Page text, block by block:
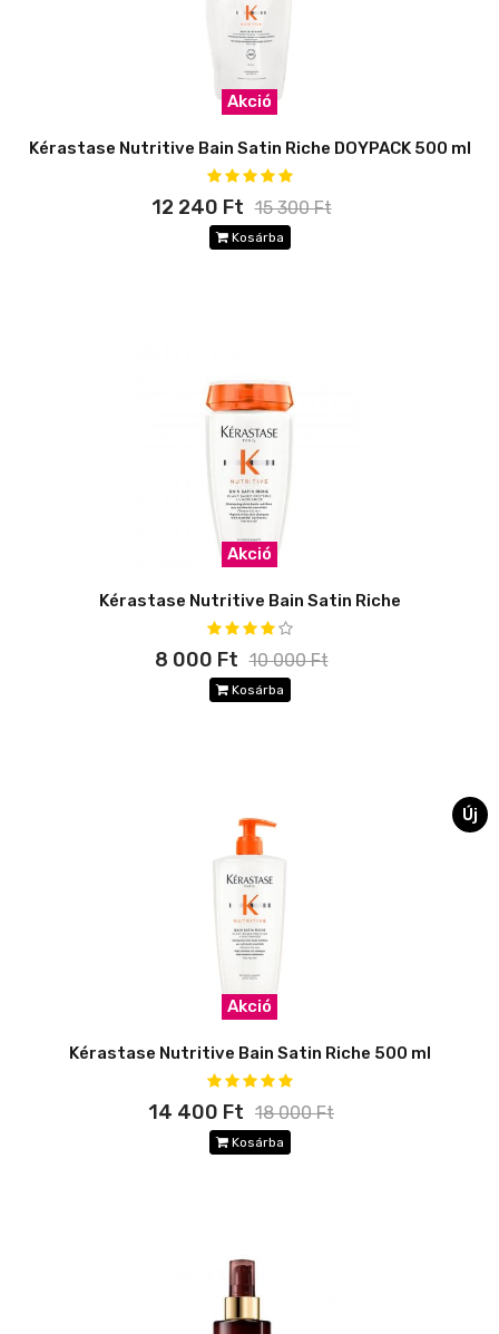
Akció
Kérastase Nutritive Bain Satin Riche DOYPACK 500 ml
12 240 Ft 15 300 Ft
Kosárba
Akció
Kérastase Nutritive Bain Satin Riche
8 000 Ft 10 000 Ft
Kosárba
Új
Akció
Kérastase Nutritive Bain Satin Riche 500 ml
14 400 Ft 18 000 Ft
Kosárba